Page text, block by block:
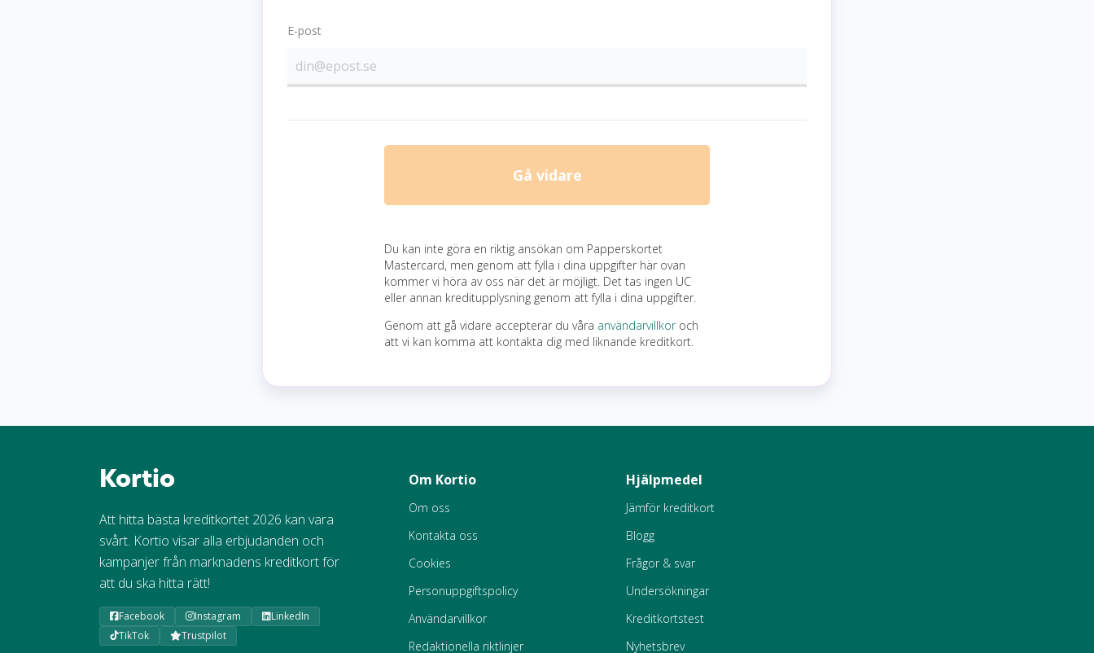
E-post
Gå vidare
Du kan inte göra en riktig ansökan om Papperskortet
Mastercard, men genom att fylla i dina uppgifter här ovan
kommer vi höra av oss när det är möjligt. Det tas ingen UC
eller annan kreditupplysning genom att fylla i dina uppgifter.
Genom att gå vidare accepterar du våra användarvillkoroch
att vi kan komma att kontakta dig med liknande kreditkort.
Kortio
Att hitta bästa kreditkortet 2026 kan vara
svårt. Kortio visar alla erbjudanden och
kampanjer från marknadens kreditkort för
att du ska hitta rätt!
Facebook Instagram
LinkedIn
TikTok
Trustpilot
Om Kortio
Om oss
Kontakta oss
Cookies
Personuppgiftspolicy
Användarvillkor
Redaktionella riktlinjer
Hjälpmedel
Jämför kreditkort
Blogg
Frågor & svar
Undersökningar
Kreditkortstest
Nyhetsbrev